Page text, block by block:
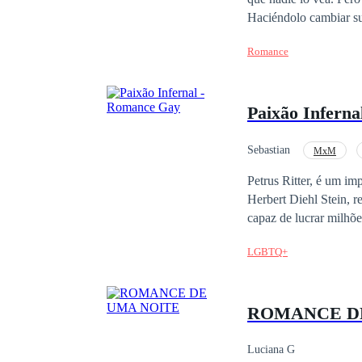
Haciéndolo cambiar su mundo sin
Brany será capaz de
Romance
Paixão
Sebastian MxM
Petrus Ritter, é um
Herbert Diehl Stein,
capaz de lucrar
Angelina, mãe de
empresário. Formado
Nebrava, onde toda a
LGBTQ+
ROMANCE
Luciana G